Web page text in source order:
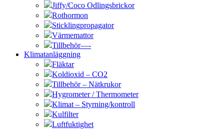
Jiffy/Coco Odlingsbrickor
Rothormon
Sticklingpropagator
Värmemattor
Tillbehör—-
Klimatanläggning
Fläktar
Koldioxid – CO2
Tillbehör – Nätkrukor
Hygrometer / Thermometer
Klimat – Styrning/kontroll
Kulfilter
Luftfuktighet